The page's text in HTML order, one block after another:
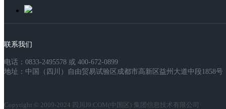
联系我们
电话：0833-2495578 或 400-672-0899
地址：中国（四川）自由贸易试验区成都市高新区益州大道中段1858号
Copyright © 2009-2024 四川J9.COM(中国区)·集团信息技术有限公司